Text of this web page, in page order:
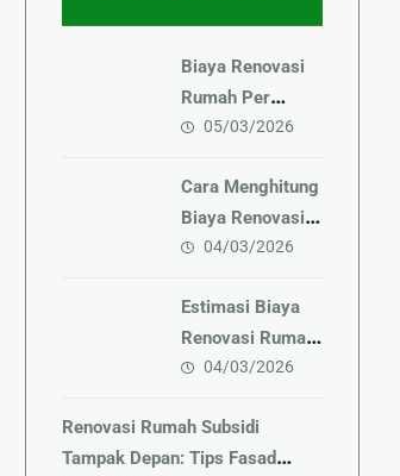
Biaya Renovasi
Rumah Per
Meter Terbaru
05/03/2026
Cara Menghitung
Biaya Renovasi
Rumah Sendiri
04/03/2026
Estimasi Biaya
Renovasi Rumah
2026 Terbaru
04/03/2026
Renovasi Rumah Subsidi
Tampak Depan: Tips Fasad